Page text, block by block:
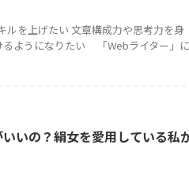
ルを上げたい 文章構成力や思考力を身
るようになりたい 「Webライター」に
いの？絹女を愛用している私